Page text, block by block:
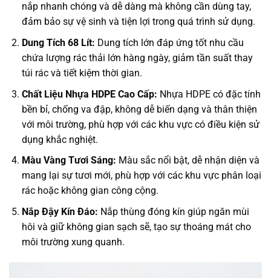
nắp nhanh chóng và dễ dàng mà không cần dùng tay,
đảm bảo sự vệ sinh và tiện lợi trong quá trình sử dụng.
Dung Tích 68 Lít: Dung tích lớn đáp ứng tốt nhu cầu
chứa lượng rác thải lớn hàng ngày, giảm tần suất thay
túi rác và tiết kiệm thời gian.
Chất Liệu Nhựa HDPE Cao Cấp: Nhựa HDPE có đặc tính
bền bỉ, chống va đập, không dễ biến dạng và thân thiện
với môi trường, phù hợp với các khu vực có điều kiện sử
dụng khắc nghiệt.
Màu Vàng Tươi Sáng: Màu sắc nổi bật, dễ nhận diện và
mang lại sự tươi mới, phù hợp với các khu vực phân loại
rác hoặc không gian công cộng.
Nắp Đậy Kín Đáo: Nắp thùng đóng kín giúp ngăn mùi
hôi và giữ không gian sạch sẽ, tạo sự thoáng mát cho
môi trường xung quanh.